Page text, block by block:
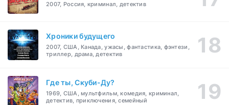
2007, Россия, криминал, детектив
Хроники будущего
2007, США, Канада, ужасы, фантастика, фэнтези,
триллер, драма, детектив
Где ты, Скуби-Ду?
1969, США, мультфильм, комедия, криминал,
детектив, приключения, семейный